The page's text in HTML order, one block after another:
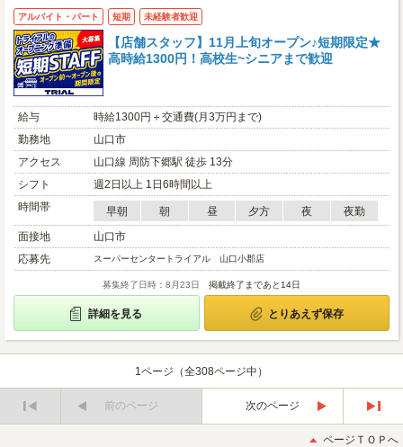
アルバイト・パート 短期 未経験者歓迎
【店舗スタッフ】11月上旬オープン♪短期限定★
高時給1300円！高校生~シニアまで歓迎
給与
時給1300円＋交通費(月3万円まで)
勤務地
山口市
アクセス
山口線 周防下郷駅 徒歩 13分
シフト
週2日以上 1日6時間以上
時間帯
早朝 朝 昼 夕方 夜
夜勤
面接地
山口市
応募先
スーパーセンタートライアル 山口小郡店
募集終了日時：8月23日 掲載終了まであと14日
詳細を見る とりあえず保存
1ページ（全308ページ中）
前のページ
次のページ
後
ページＴＯＰへ